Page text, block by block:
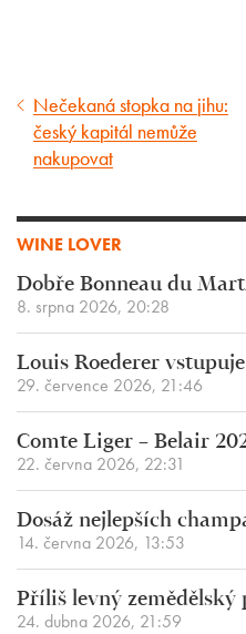
Předcházející
článek
Nečekaná stopka na jihu:
český kapitál nemůže
nakupovat
WINE LOVER
Dobře Bonneau du
8. srpna 2026, 20:28
Louis Roederer
29. července 2026, 21:46
Comte Liger – Belair
22. června 2026, 22:31
Dosáž nejlepších
14. června 2026, 13:53
Příliš levný zemědělský
24. dubna 2026, 21:59